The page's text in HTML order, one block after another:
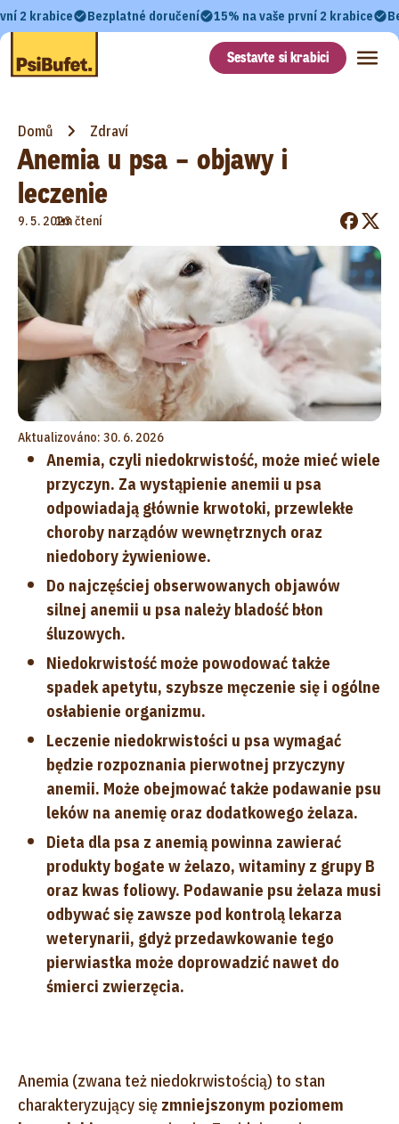
2 krabice Bezplatné doručení 15% na vaše první 2 krabice
Sestavte si krabici
Domů Zdraví
Anemia u psa – objawy i
leczenie
9. 5. 2023
•
1m čtení
Aktualizováno: 30. 6. 2026
Anemia, czyli niedokrwistość, może mieć wiele
przyczyn. Za wystąpienie anemii u psa
odpowiadają głównie krwotoki, przewlekłe
choroby narządów wewnętrznych oraz
niedobory żywieniowe.
Do najczęściej obserwowanych objawów
silnej anemii u psa należy bladość błon
śluzowych.
Niedokrwistość może powodować także
spadek apetytu, szybsze męczenie się i ogólne
osłabienie organizmu.
Leczenie niedokrwistości u psa wymagać
będzie rozpoznania pierwotnej przyczyny
anemii. Może obejmować także podawanie psu
leków na anemię oraz dodatkowego żelaza.
Dieta dla psa z anemią powinna zawierać
produkty bogate w żelazo, witaminy z grupy B
oraz kwas foliowy. Podawanie psu żelaza musi
odbywać się zawsze pod kontrolą lekarza
weterynarii, gdyż przedawkowanie tego
pierwiastka może doprowadzić nawet do
śmierci zwierzęcia.
Anemia (zwana też niedokrwistością) to stan
charakteryzujący się zmniejszonym poziomem